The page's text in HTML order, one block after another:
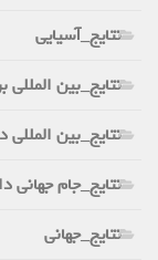
نتایج_آسیایی
نتایج_بین
نتایج_بین المللی
نتایج_جام جهانی
نتایج_جهانی